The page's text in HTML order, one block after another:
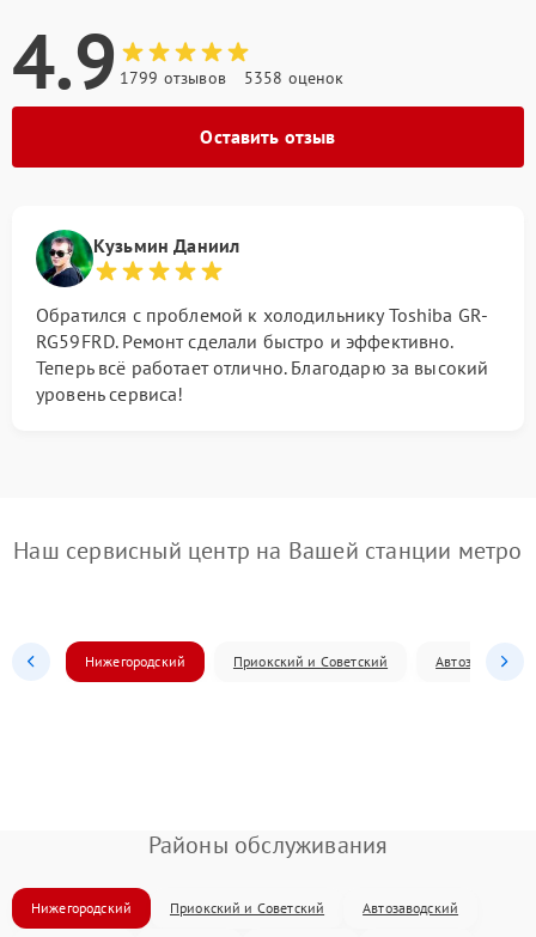
4.9 1799 отзывов 5358 оценок
Оставить отзыв
Кузьмин Даниил
Обратился с проблемой к холодильнику Toshiba GR-
RG59FRD. Ремонт сделали быстро и эффективно.
Теперь всё работает отлично. Благодарю за высокий
уровень сервиса!
Наш сервисный центр на Вашей станции метро
Нижегородский Приокский и Советский Автозаводский
Районы обслуживания
Нижегородский Приокский и Советский Автозаводский